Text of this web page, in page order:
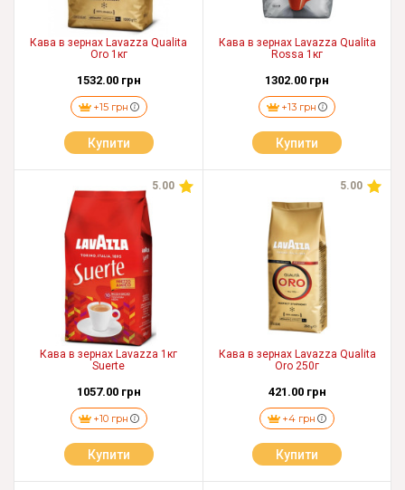
Кава в зернах Lavazza Qualita
Oro 1кг
1532.00 грн
+15 грн
Купити
Кава в зернах Lavazza Qualita
Rossa 1кг
1302.00 грн
+13 грн
Купити
5.00
Кава в зернах Lavazza 1кг
Suerte
1057.00 грн
+10 грн
Купити
5.00
Кава в зернах Lavazza Qualita
Oro 250г
421.00 грн
+4 грн
Купити